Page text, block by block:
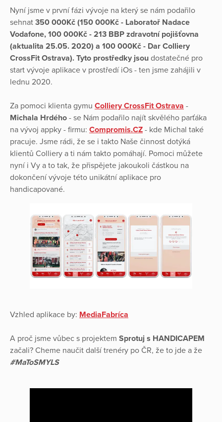
Nyní jsme v první fázi vývoje na který se nám podařilo
sehnat 350 000Kč (150 000Kč - Laboratoř Nadace
Vodafone, 100 000Kč - 213 BBP zdravotní pojišťovna
(aktualita 25.05. 2020) a 100 000Kč - Dar Colliery
CrossFit Ostrava). Tyto prostředky jsou dostatečné pro
start vývoje aplikace v prostředí iOs - ten jsme zahájili v
lednu 2020.
Za pomoci klienta gymu Colliery CrossFit Ostrava -
Michala Hrdého - se Nám podařilo najít skvělého parťáka
na vývoj appky - firmu: Compromis.CZ - kde Michal také
pracuje. Jsme rádi, že se i takto Naše činnost dotýká
klientů Colliery a ti nám takto pomáhají. Pomoci můžete
nyní i Vy a to tak, že přispějete jakoukoli částkou na
dokončení vývoje této unikátní aplikace pro
handicapované.
Vzhled aplikace by: MediaFabríca
A proč jsme vůbec s projektem Sprotuj s HANDICAPEM
začali? Cheme naučit další trenéry po ČR, že to jde a že
#MaToSMYLS